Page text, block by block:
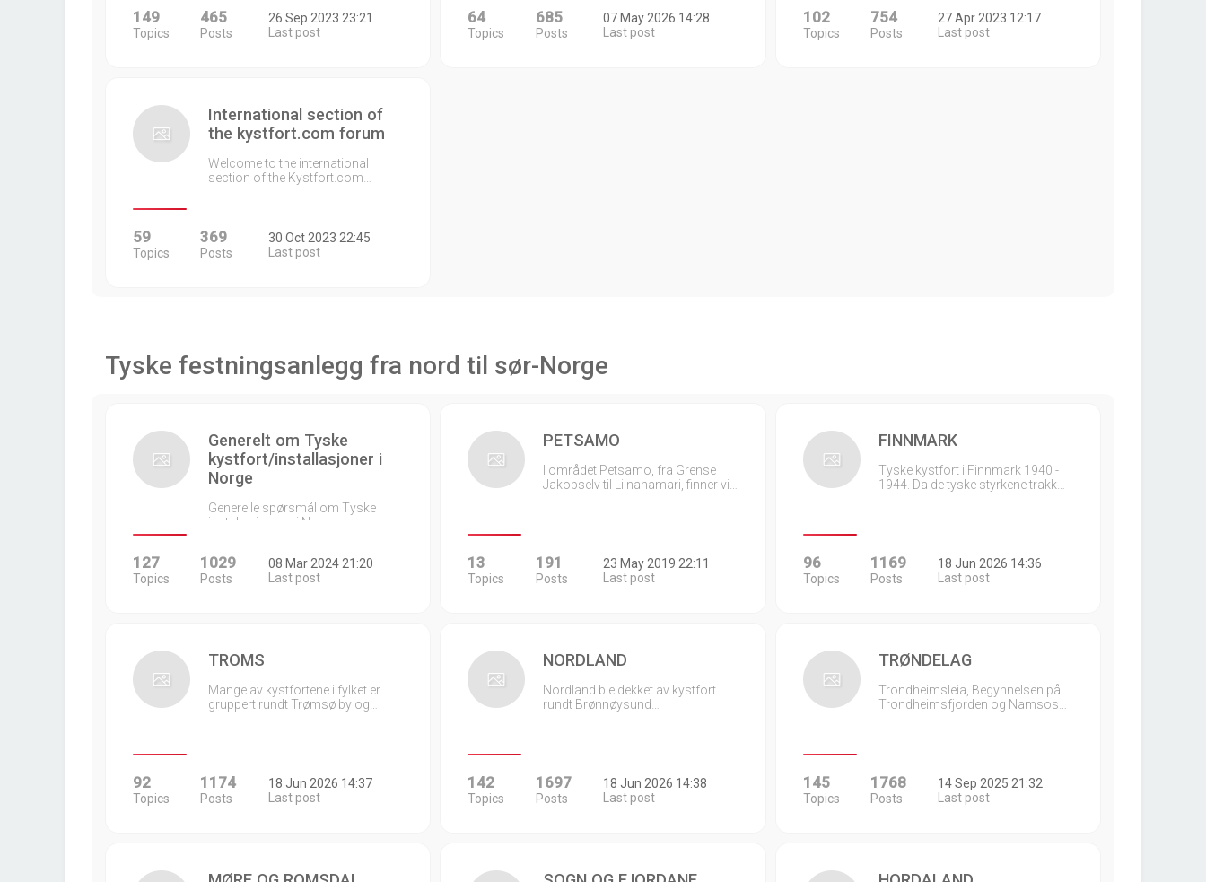
149
Topics
465
Posts
26 Sep 2023 23:21
Last post
64
Topics
685
Posts
07 May 2026 14:28
Last post
102
Topics
754
Posts
27 Apr 2023 12:17
Last post
International section of
the kystfort.com forum
Welcome to the international
section of the Kystfort.com…
59
Topics
369
Posts
30 Oct 2023 22:45
Last post
Tyske festningsanlegg fra nord til sør-Norge
Generelt om Tyske
kystfort/installasjoner i
Norge
Generelle spørsmål om Tyske
installasjonene i Norge som…
127
Topics
1029
Posts
08 Mar 2024 21:20
Last post
PETSAMO
I området Petsamo, fra Grense
Jakobselv til Liinahamari, finner vi…
13
Topics
191
Posts
23 May 2019 22:11
Last post
FINNMARK
Tyske kystfort i Finnmark 1940 -
1944. Da de tyske styrkene trakk…
96
Topics
1169
Posts
18 Jun 2026 14:36
Last post
TROMS
Mange av kystfortene i fylket er
gruppert rundt Trømsø by og…
92
Topics
1174
Posts
18 Jun 2026 14:37
Last post
NORDLAND
Nordland ble dekket av kystfort
rundt Brønnøysund…
142
Topics
1697
Posts
18 Jun 2026 14:38
Last post
TRØNDELAG
Trondheimsleia, Begynnelsen på
Trondheimsfjorden og Namsos…
145
Topics
1768
Posts
14 Sep 2025 21:32
Last post